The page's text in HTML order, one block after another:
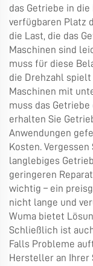
das Getriebe in
verfügbaren Platz
die Last, die das
Maschinen sind
muss für diese
die Drehzahl
Maschinen mit
muss das
erhalten Sie
Anwendungen
Kosten.
langlebiges
geringeren
wichtig – ein
nicht lange und
Wuma bietet
Schließlich ist
Falls Probleme
Hersteller an Ihrer